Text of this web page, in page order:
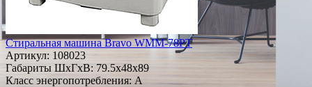
Стиральная машина Bravo WMM-78PT
Артикул: 108023
Габариты ШxГxВ: 79.5x48x89
Класс энергопотребления: A